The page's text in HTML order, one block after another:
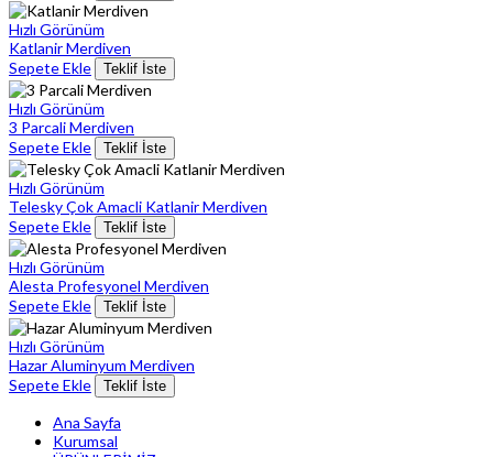
Hızlı Görünüm
Katlanir Merdiven
Sepete Ekle
Teklif İste
Hızlı Görünüm
3 Parcali Merdiven
Sepete Ekle
Teklif İste
Hızlı Görünüm
Telesky Çok Amacli Katlanir Merdiven
Sepete Ekle
Teklif İste
Hızlı Görünüm
Alesta Profesyonel Merdiven
Sepete Ekle
Teklif İste
Hızlı Görünüm
Hazar Aluminyum Merdiven
Sepete Ekle
Teklif İste
Ana Sayfa
Kurumsal